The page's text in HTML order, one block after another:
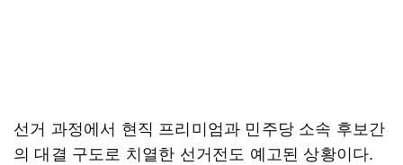
선거 과정에서 현직 프리미엄과 민주당 소속 후보간
의 대결 구도로 치열한 선거전도 예고된 상황이다.